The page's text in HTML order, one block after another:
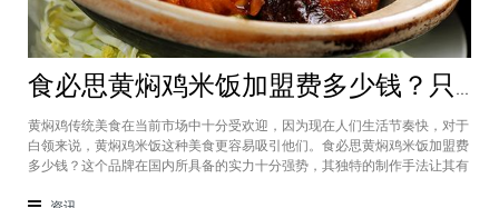
食必思黄焖鸡米饭加盟费多少钱？只需2万加盟费的好品牌快来报名
黄焖鸡传统美食在当前市场中十分受欢迎，因为现在人们生活节奏快，对于
白领来说，黄焖鸡米饭这种美食更容易吸引他们。食必思黄焖鸡米饭加盟费
多少钱？这个品牌在国内所具备的实力十分强势，其独特的制作手法让其有
元，投资门槛十非常的低。食必思黄焖鸡米饭加盟费多少钱？该品牌的加盟